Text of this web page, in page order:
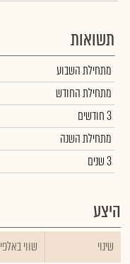
תשואות
מתחילת השבוע
מתחילת החודש
3 חודשים
מתחילת השנה
3 שנים
היצע
שינוי ₪ שווי באלפי